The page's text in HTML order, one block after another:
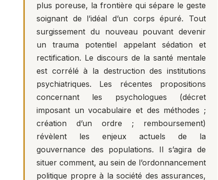
plus poreuse, la frontière qui sépare le geste
soignant de l’idéal d’un corps épuré. Tout
surgissement du nouveau pouvant devenir
un trauma potentiel appelant sédation et
rectification. Le discours de la santé mentale
est corrélé à la destruction des institutions
psychiatriques. Les récentes propositions
concernant les psychologues (décret
imposant un vocabulaire et des méthodes ;
création d’un ordre ; remboursement)
révèlent les enjeux actuels de la
gouvernance des populations. Il s’agira de
situer comment, au sein de l’ordonnancement
politique propre à la société des assurances,